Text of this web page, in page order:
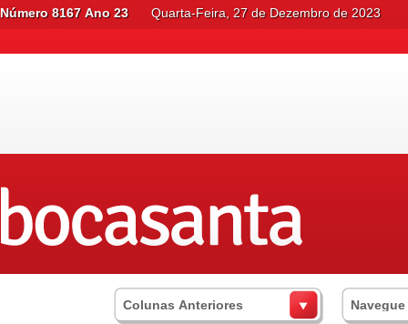
Número 8167 Ano 23 Quarta-Feira, 27 de Dezembro de 2023
Colunas Anteriores